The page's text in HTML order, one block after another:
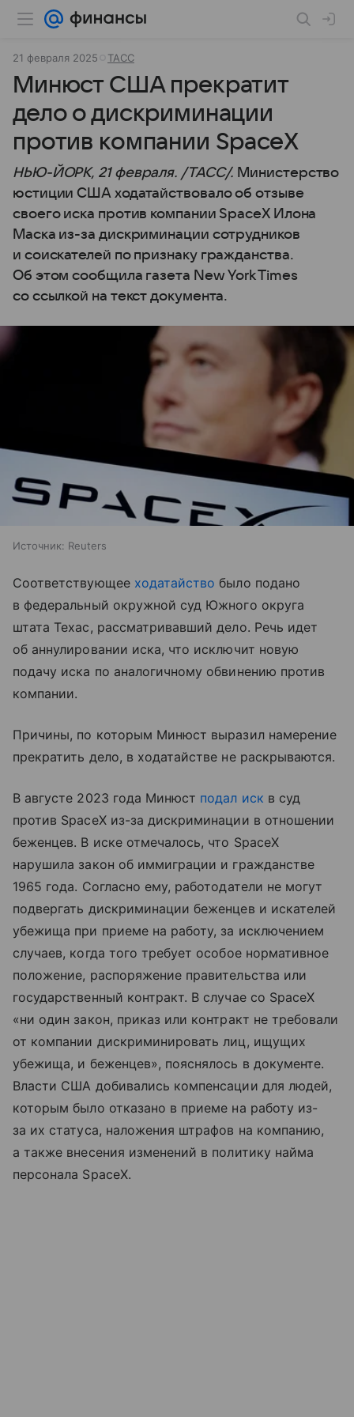
21 февраля 2025 ТАСС
Минюст США прекратит
дело о дискриминации
против компании SpaceX
НЬЮ-ЙОРК, 21 февраля. /ТАСС/. Министерство
юстиции США ходатайствовало об отзыве
своего иска против компании SpaceX Илона
Маска из-за дискриминации сотрудников
и соискателей по признаку гражданства.
Об этом сообщила газета New York Times
со ссылкой на текст документа.
Источник: Reuters
Соответствующее ходатайство было подано
в федеральный окружной суд Южного округа
штата Техас, рассматривавший дело. Речь идет
об аннулировании иска, что исключит новую
подачу иска по аналогичному обвинению против
компании.
Причины, по которым Минюст выразил намерение
прекратить дело, в ходатайстве не раскрываются.
В августе 2023 года Минюст подал иск в суд
против SpaceX из-за дискриминации в отношении
беженцев. В иске отмечалось, что SpaceX
нарушила закон об иммиграции и гражданстве
1965 года. Согласно ему, работодатели не могут
подвергать дискриминации беженцев и искателей
убежища при приеме на работу, за исключением
случаев, когда того требует особое нормативное
положение, распоряжение правительства или
государственный контракт. В случае со SpaceX
«ни один закон, приказ или контракт не требовали
от компании дискриминировать лиц, ищущих
убежища, и беженцев», пояснялось в документе.
Власти США добивались компенсации для людей,
которым было отказано в приеме на работу из-
за их статуса, наложения штрафов на компанию,
а также внесения изменений в политику найма
персонала SpaceX.